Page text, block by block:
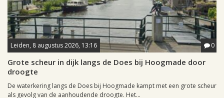
Leiden, 8 augustus 2026, 13:16 0
Grote scheur in dijk langs de Does bij Hoogmade door
droogte
De waterkering langs de Does bij Hoogmade kampt met een grote scheur
als gevolg van de aanhoudende droogte. Het...